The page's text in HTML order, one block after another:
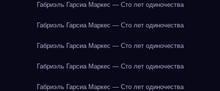
Габриэль Гарсиа Маркес — Сто лет одиночества
Габриэль Гарсиа Маркес — Сто лет одиночества
Габриэль Гарсиа Маркес — Сто лет одиночества
Габриэль Гарсиа Маркес — Сто лет одиночества
Габриэль Гарсиа Маркес — Сто лет одиночества